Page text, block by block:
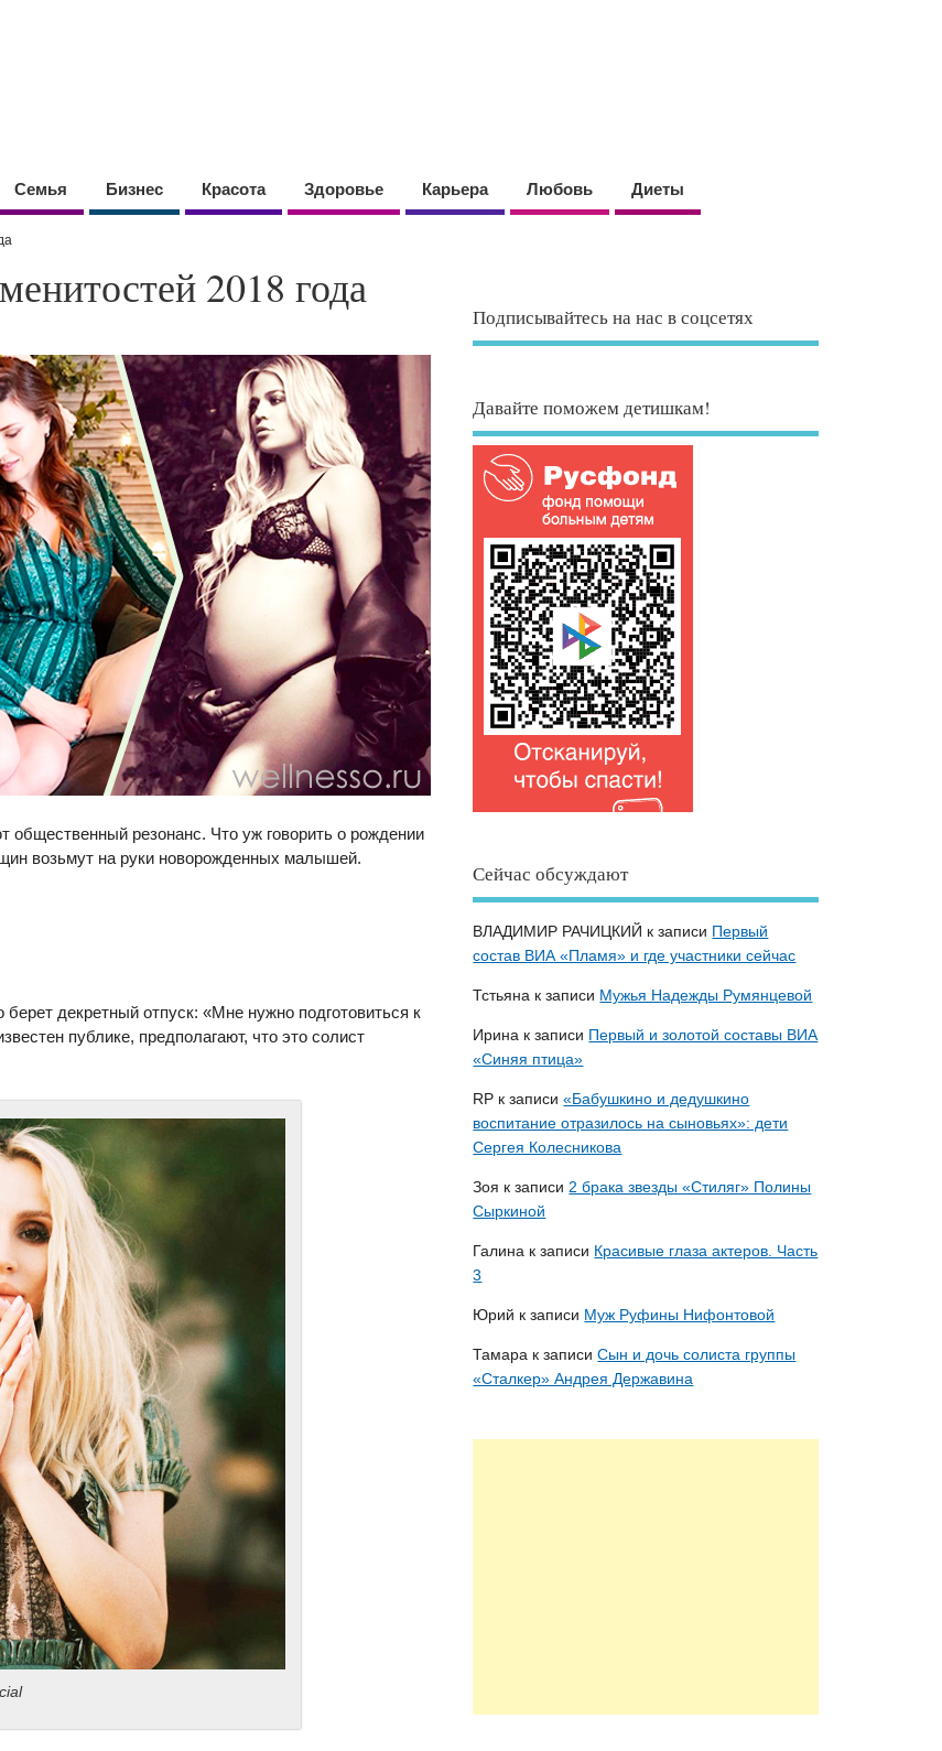
Семья Бизнес Красота Здоровье Карьера Любовь Диеты
2018 года
резонанс. Что уж говорить о рождении
возьмут на руки новорожденных малышей.
декретный отпуск: «Мне нужно подготовиться к
публике, предполагают, что это солист
Подписывайтесь на нас в соцсетях
Давайте поможем детишкам!
Сейчас обсуждают
ВЛАДИМИР РАЧИЦКИЙ к записи Первый
состав ВИА «Пламя» и где участники сейчас
Тстьяна к записи Мужья Надежды Румянцевой
Ирина к записи Первый и золотой составы ВИА
«Синяя птица»
RP к записи«Бабушкино и дедушкино
воспитание отразилось на сыновьях»: дети
Сергея Колесникова
Зоя к записи 2 брака звезды «Стиляг» Полины
Сыркиной
Галина к записи Красивые глаза актеров. Часть
3
Юрий к записи Муж Руфины Нифонтовой
Тамара к записиСын и дочь солиста группы
«Сталкер» Андрея Державина